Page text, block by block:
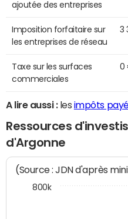
ajoutée des entreprises
Imposition forfaitaire sur
les entreprises de réseau
3
Taxe sur les surfaces
commerciales
0
A lire aussi :les impôts
Ressources
d'Argonne
(Source : JDN d'après
800k